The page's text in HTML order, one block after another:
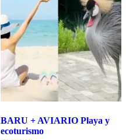
BARU + AVIARIO Playa y
ecoturismo